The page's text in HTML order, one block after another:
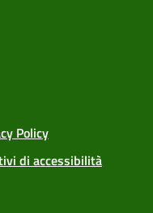
Policy
di accessibilità